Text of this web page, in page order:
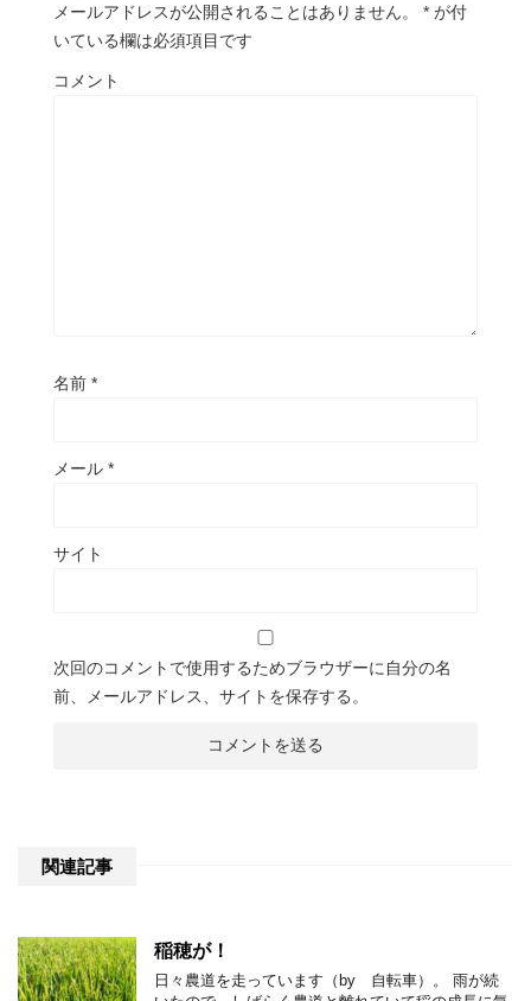
メールアドレスが公開されることはありません。 * が付
いている欄は必須項目です
コメント
名前 *
メール *
サイト
次回のコメントで使用するためブラウザーに自分の名
前、メールアドレス、サイトを保存する。
関連記事
稲穂が！
日々農道を走っています（by 自転車）。 雨が続